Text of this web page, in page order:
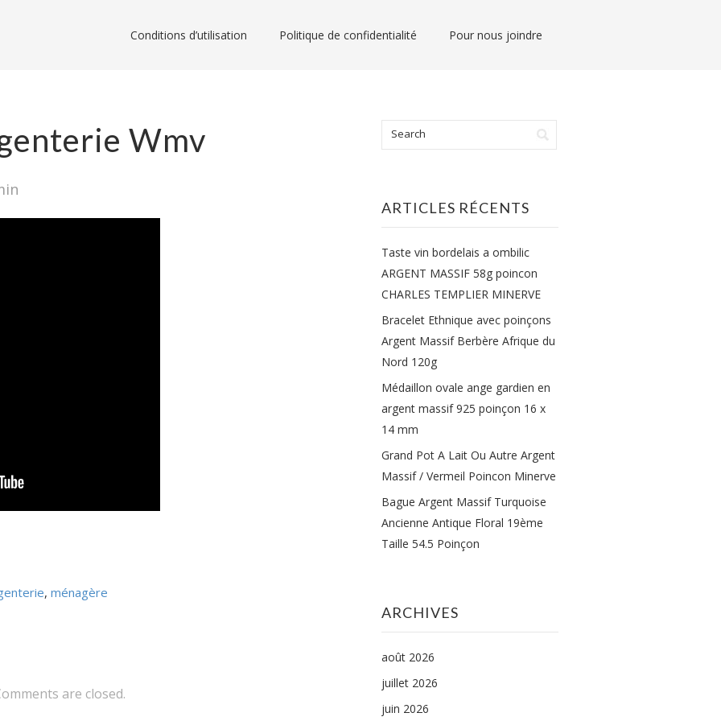
Conditions d’utilisation Politique de confidentialité Pour nous joindre
Wmv
, ménagère
are closed.
ARTICLES RÉCENTS
Taste vin bordelais a ombilic
ARGENT MASSIF 58g poincon
CHARLES TEMPLIER MINERVE
Bracelet Ethnique avec poinçons
Argent Massif Berbère Afrique du
Nord 120g
Médaillon ovale ange gardien en
argent massif 925 poinçon 16 x
14 mm
Grand Pot A Lait Ou Autre Argent
Massif / Vermeil Poincon Minerve
Bague Argent Massif Turquoise
Ancienne Antique Floral 19ème
Taille 54.5 Poinçon
ARCHIVES
août 2026
juillet 2026
juin 2026